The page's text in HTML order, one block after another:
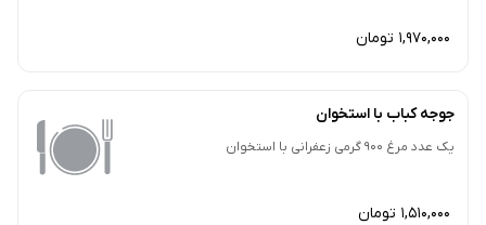
1,970,000 تومان
جوجه کباب با استخوان
یک‌ عدد مرغ 900 گرمی زعفرانی با استخوان
1,510,000 تومان